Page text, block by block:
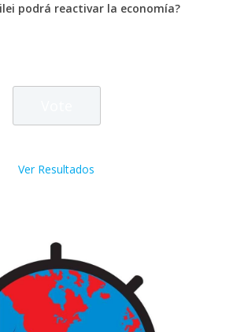
podrá reactivar la economía?
Ver Resultados